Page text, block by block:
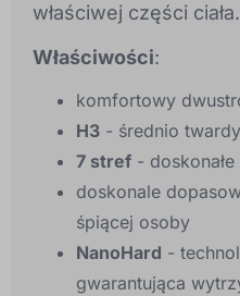
właściwej części ciała.
Właściwości:
komfortowy
H3 - średnio
7 stref - doskonałe
doskonale
śpiącej osoby
NanoHard -
gwarantująca